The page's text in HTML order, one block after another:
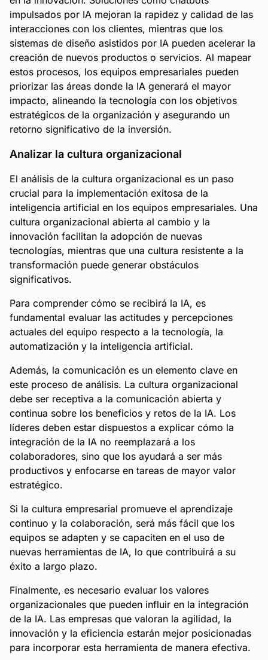
impulsados por IA mejoran la rapidez y calidad de las
interacciones con los clientes, mientras que los
sistemas de diseño asistidos por IA pueden acelerar la
creación de nuevos productos o servicios. Al mapear
estos procesos, los equipos empresariales pueden
priorizar las áreas donde la IA generará el mayor
impacto, alineando la tecnología con los objetivos
estratégicos de la organización y asegurando un
retorno significativo de la inversión.
Analizar la cultura organizacional
El análisis de la cultura organizacional es un paso
crucial para la implementación exitosa de la
inteligencia artificial en los equipos empresariales. Una
cultura organizacional abierta al cambio y la
innovación facilitan la adopción de nuevas
tecnologías, mientras que una cultura resistente a la
transformación puede generar obstáculos
significativos.
Para comprender cómo se recibirá la IA, es
fundamental evaluar las actitudes y percepciones
actuales del equipo respecto a la tecnología, la
automatización y la inteligencia artificial.
Además, la comunicación es un elemento clave en
este proceso de análisis. La cultura organizacional
debe ser receptiva a la comunicación abierta y
continua sobre los beneficios y retos de la IA. Los
líderes deben estar dispuestos a explicar cómo la
integración de la IA no reemplazará a los
colaboradores, sino que los ayudará a ser más
productivos y enfocarse en tareas de mayor valor
estratégico.
Si la cultura empresarial promueve el aprendizaje
continuo y la colaboración, será más fácil que los
equipos se adapten y se capaciten en el uso de
nuevas herramientas de IA, lo que contribuirá a su
éxito a largo plazo.
Finalmente, es necesario evaluar los valores
organizacionales que pueden influir en la integración
de la IA. Las empresas que valoran la agilidad, la
innovación y la eficiencia estarán mejor posicionadas
para incorporar esta herramienta de manera efectiva.